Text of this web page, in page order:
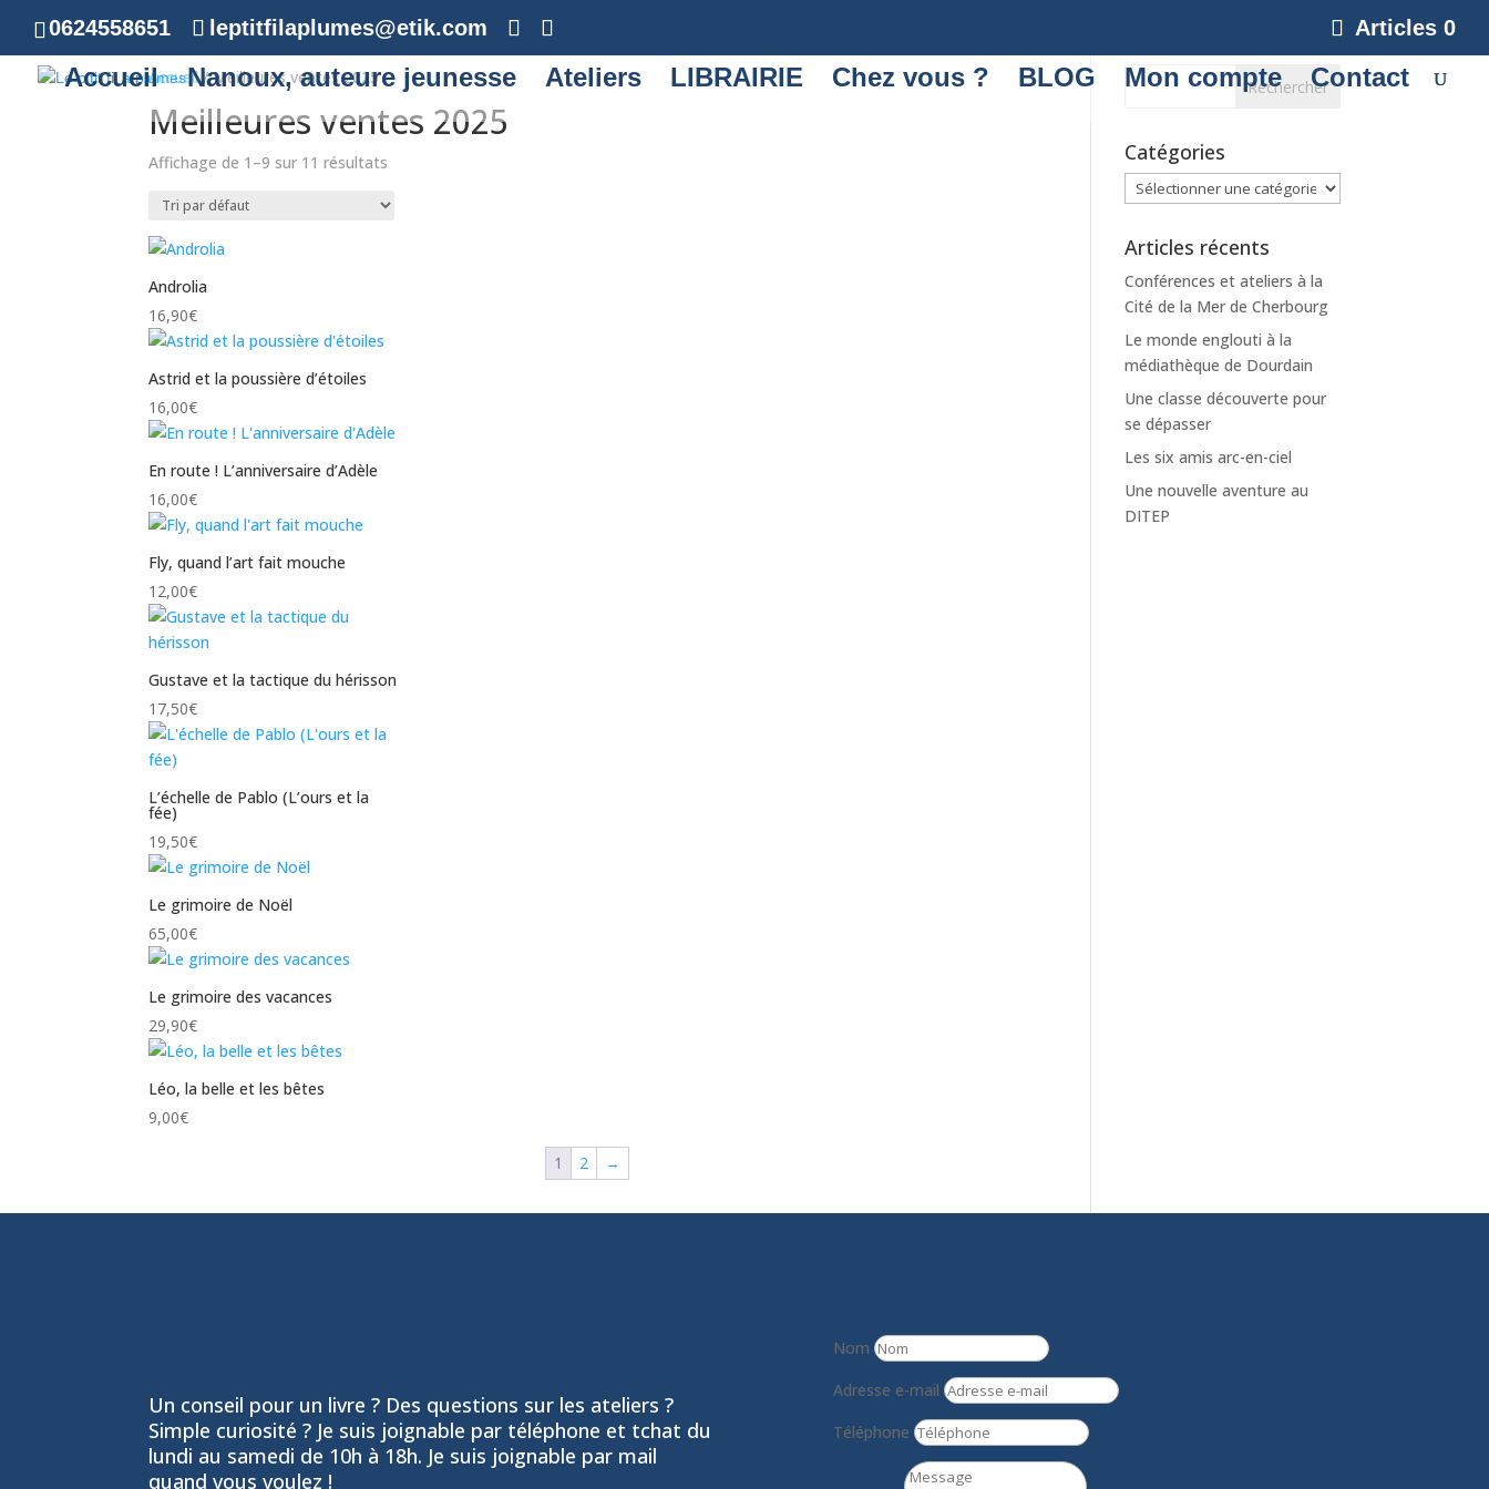
0624558651 leptitfilaplumes@etik.com Articles 0
Accueil Nanoux, auteure jeunesse Ateliers LIBRAIRIE Chez vous ? BLOG Mon compte Contact
Accueil/ Meilleures ventes 2025
Meilleures ventes 2025
Affichage de 1–9 sur 11 résultats
Androlia
16,90€
Astrid et la poussière d’étoiles
16,00€
En route ! L’anniversaire d’Adèle
16,00€
Fly, quand l’art fait mouche
12,00€
Gustave et la tactique du hérisson
17,50€
L’échelle de Pablo (L’ours et la
fée)
19,50€
Le grimoire de Noël
65,00€
Le grimoire des vacances
29,90€
Léo, la belle et les bêtes
9,00€
1 2 →
Catégories
Catégories
Articles récents
Conférences et ateliers à la
Cité de la Mer de Cherbourg
Le monde englouti à la
médiathèque de Dourdain
Une classe découverte pour
se dépasser
Les six amis arc-en-ciel
Une nouvelle aventure au
DITEP
Un conseil pour un livre ? Des questions sur les ateliers ?
Simple curiosité ? Je suis joignable par téléphone et tchat du
lundi au samedi de 10h à 18h. Je suis joignable par mail
quand vous voulez !
Nom
Adresse e-mail
Téléphone